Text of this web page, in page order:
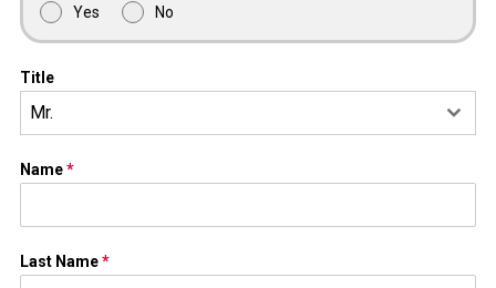
Yes No
Title
Mr.
Name*
Last Name*